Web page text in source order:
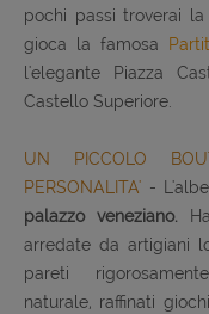
pochi passi troverai
gioca la famosa
l'elegante Piazza
Castello Superiore.
UN PICCOLO
PERSONALITA' -
palazzo veneziano.
arredate da artigiani
pareti
naturale, raffinati